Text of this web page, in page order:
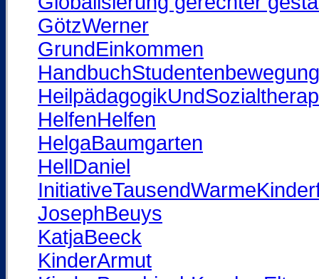
GötzWerner
GrundEinkommen
HandbuchStudentenbewegung
HelfenHelfen
HelgaBaumgarten
HellDaniel
JosephBeuys
KatjaBeeck
KinderArmut